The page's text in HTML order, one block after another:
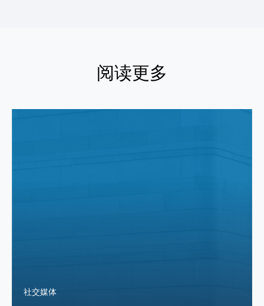
阅读更多
社交媒体